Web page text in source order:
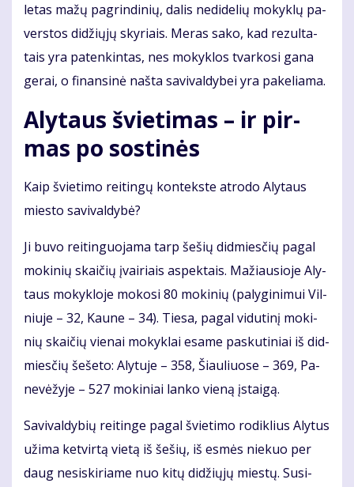
le­tas ma­žų pa­grin­di­nių, da­lis ne­di­de­lių mo­kyk­lų pa­
vers­tos di­džių­jų sky­riais. Me­ras sa­ko, kad re­zul­ta­
tais yra pa­ten­kin­tas, nes mo­kyk­los tvar­ko­si ga­na
ge­rai, o fi­nan­si­nė naš­ta sa­vi­val­dy­bei yra pa­ke­lia­ma.
Aly­taus švie­ti­mas – ir pir­
mas po sos­ti­nės
Kaip švie­ti­mo rei­tin­gų kon­teks­te at­ro­do Aly­taus
mies­to sa­vi­val­dy­bė?
Ji bu­vo rei­tin­guo­ja­ma tarp še­šių did­mies­čių pa­gal
mo­ki­nių skai­čių įvai­riais as­pek­tais. Ma­žiau­sio­je Aly­
taus mo­kyk­lo­je mo­ko­si 80 mo­ki­nių (pa­ly­gi­ni­mui Vil­
niu­je – 32, Kau­ne – 34). Tie­sa, pa­gal vi­du­ti­nį mo­ki­
nių skai­čių vie­nai mo­kyk­lai esa­me pas­ku­ti­niai iš did­
mies­čių še­še­to: Aly­tu­je – 358, Šiau­liuo­se – 369, Pa­
ne­vė­žy­je – 527 mo­ki­niai lan­ko vie­ną įstai­gą.
Sa­vi­val­dy­bių rei­tin­ge pa­gal švie­ti­mo ro­dik­lius Aly­tus
už­ima ket­vir­tą vie­tą iš še­šių, iš es­mės nie­kuo per
daug ne­si­ski­ria­me nuo ki­tų di­džių­jų mies­tų. Su­si­